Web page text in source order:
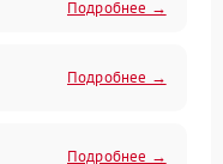
Подробнее →
Подробнее →
Подробнее →